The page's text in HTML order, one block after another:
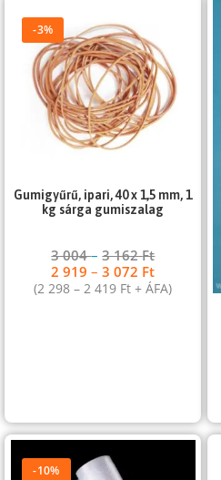
-3%
Gumigyűrű, ipari, 40 x 1,5 mm, 1
kg sárga gumiszalag
3 004–3 162Ft
2 919–3 072 Ft
(2 298– 2 419 Ft + ÁFA)
-10%